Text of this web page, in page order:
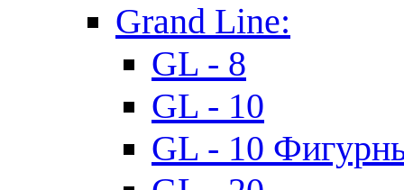
Grand Line:
GL - 8
GL - 10
GL - 10